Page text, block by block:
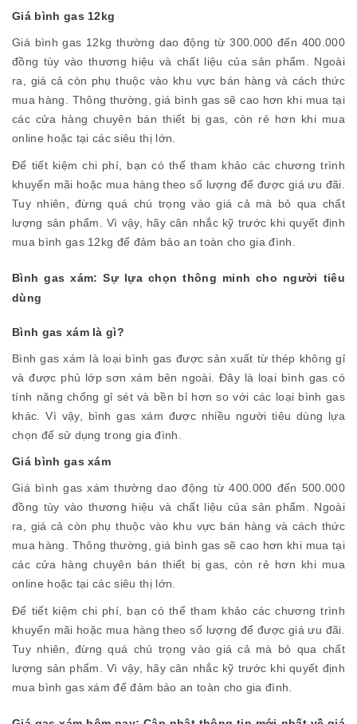
Giá bình gas 12kg
Giá bình gas 12kg thường dao động từ 300.000 đến 400.000
đồng tùy vào thương hiệu và chất liệu của sản phẩm. Ngoài
ra, giá cả còn phụ thuộc vào khu vực bán hàng và cách thức
mua hàng. Thông thường, giá bình gas sẽ cao hơn khi mua tại
các cửa hàng chuyên bán thiết bị gas, còn rẻ hơn khi mua
online hoặc tại các siêu thị lớn.
Để tiết kiệm chi phí, bạn có thể tham khảo các chương trình
khuyến mãi hoặc mua hàng theo số lượng để được giá ưu đãi.
Tuy nhiên, đừng quá chú trọng vào giá cả mà bỏ qua chất
lượng sản phẩm. Vì vậy, hãy cân nhắc kỹ trước khi quyết định
mua bình gas 12kg để đảm bảo an toàn cho gia đình.
Bình gas xám: Sự lựa chọn thông minh cho người tiêu
dùng
Bình gas xám là gì?
Bình gas xám là loại bình gas được sản xuất từ thép không gỉ
và được phủ lớp sơn xám bên ngoài. Đây là loại bình gas có
tính năng chống gỉ sét và bền bỉ hơn so với các loại bình gas
khác. Vì vậy, bình gas xám được nhiều người tiêu dùng lựa
chọn để sử dụng trong gia đình.
Giá bình gas xám
Giá bình gas xám thường dao động từ 400.000 đến 500.000
đồng tùy vào thương hiệu và chất liệu của sản phẩm. Ngoài
ra, giá cả còn phụ thuộc vào khu vực bán hàng và cách thức
mua hàng. Thông thường, giá bình gas sẽ cao hơn khi mua tại
các cửa hàng chuyên bán thiết bị gas, còn rẻ hơn khi mua
online hoặc tại các siêu thị lớn.
Để tiết kiệm chi phí, bạn có thể tham khảo các chương trình
khuyến mãi hoặc mua hàng theo số lượng để được giá ưu đãi.
Tuy nhiên, đừng quá chú trọng vào giá cả mà bỏ qua chất
lượng sản phẩm. Vì vậy, hãy cân nhắc kỹ trước khi quyết định
mua bình gas xám để đảm bảo an toàn cho gia đình.